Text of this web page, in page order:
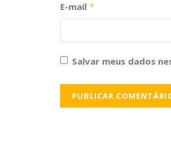
E-mail *
Salvar meus dados